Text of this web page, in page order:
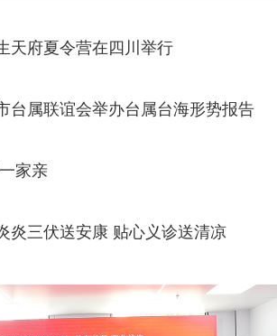
天府夏令营在四川举行
台属联谊会举办台属台海形势报告
家亲
炎三伏送安康 贴心义诊送清凉